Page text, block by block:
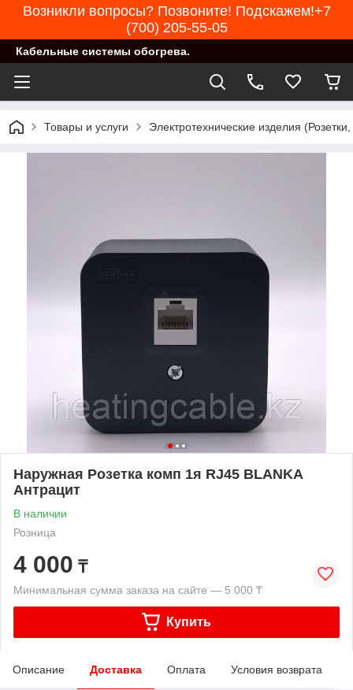
Возникли вопросы? Позвоните! Подскажем!+7
(700) 205-55-05
Кабельные системы обогрева.
Товары и услуги Электротехнические изделия
Наружная Розетка комп 1я RJ45 BLANKA
Антрацит
В наличии
Розница
4 000 ₸
Минимальная сумма заказа на сайте — 5 000 ₸
Купить
Описание Доставка Оплата Условия возврата